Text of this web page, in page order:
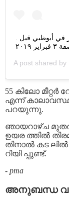
A post shared by
55 കിലോ
എന്ന്
പറയുന്നു.
ഞായറാഴ്ച മുതൽ
ഉയര ത്തില്‍
തിനാല്‍ കട
റിയി പ്പുണ്ട്.
- pma
അനുബന്ധ